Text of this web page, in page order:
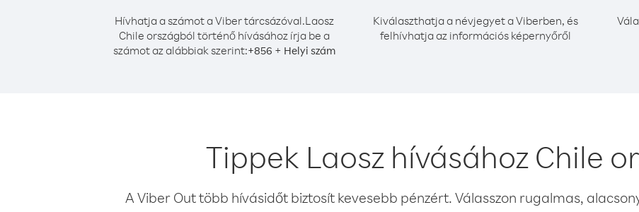
Hívhatja a számot a Viber tárcsázóval.Laosz
Chile országból történő hívásához írja be a
számot az alábbiak szerint:+856 + Helyi szám
Kiválaszthatja a névjegyet a Viberben, és
felhívhatja az információs képernyőről
Tippek Laosz hívásához Chile
A Viber Out több hívásidőt biztosít kevesebb pénzért. Válasszon rugalmas,